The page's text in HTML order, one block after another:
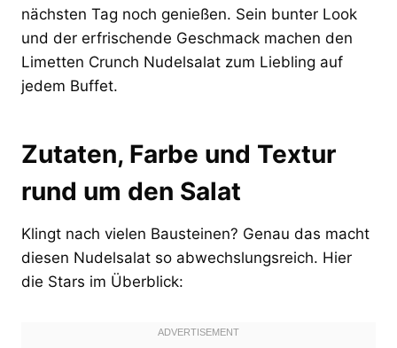
nächsten Tag noch genießen. Sein bunter Look
und der erfrischende Geschmack machen den
Limetten Crunch Nudelsalat zum Liebling auf
jedem Buffet.
Zutaten, Farbe und Textur
rund um den Salat
Klingt nach vielen Bausteinen? Genau das macht
diesen Nudelsalat so abwechslungsreich. Hier
die Stars im Überblick: